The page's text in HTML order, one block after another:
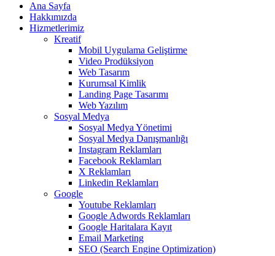
Ana Sayfa
Hakkımızda
Hizmetlerimiz
Kreatif
Mobil Uygulama Geliştirme
Video Prodüksiyon
Web Tasarım
Kurumsal Kimlik
Landing Page Tasarımı
Web Yazılım
Sosyal Medya
Sosyal Medya Yönetimi
Sosyal Medya Danışmanlığı
Instagram Reklamları
Facebook Reklamları
X Reklamları
Linkedin Reklamları
Google
Youtube Reklamları
Google Adwords Reklamları
Google Haritalara Kayıt
Email Marketing
SEO (Search Engine Optimization)